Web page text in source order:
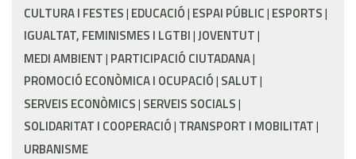
CULTURA I FESTES EDUCACIÓ ESPAI PÚBLIC ESPORTS
IGUALTAT, FEMINISMES I LGTBI JOVENTUT
MEDI AMBIENT PARTICIPACIÓ CIUTADANA
PROMOCIÓ ECONÒMICA I OCUPACIÓ SALUT
SERVEIS ECONÒMICS SERVEIS SOCIALS
SOLIDARITAT I COOPERACIÓ TRANSPORT I MOBILITAT
URBANISME